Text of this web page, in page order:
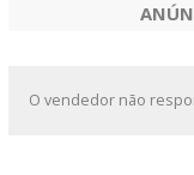
O vendedor não